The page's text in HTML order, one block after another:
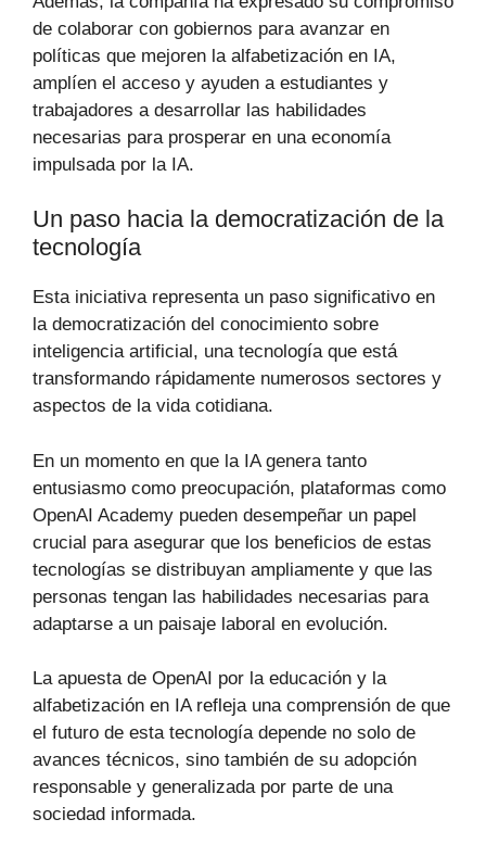
de colaborar con gobiernos para avanzar en
políticas que mejoren la alfabetización en IA,
amplíen el acceso y ayuden a estudiantes y
trabajadores a desarrollar las habilidades
necesarias para prosperar en una economía
impulsada por la IA.
Un paso hacia la democratización de la
tecnología
Esta iniciativa representa un paso significativo en
la democratización del conocimiento sobre
inteligencia artificial, una tecnología que está
transformando rápidamente numerosos sectores y
aspectos de la vida cotidiana.
En un momento en que la IA genera tanto
entusiasmo como preocupación, plataformas como
OpenAI Academy pueden desempeñar un papel
crucial para asegurar que los beneficios de estas
tecnologías se distribuyan ampliamente y que las
personas tengan las habilidades necesarias para
adaptarse a un paisaje laboral en evolución.
La apuesta de OpenAI por la educación y la
alfabetización en IA refleja una comprensión de que
el futuro de esta tecnología depende no solo de
avances técnicos, sino también de su adopción
responsable y generalizada por parte de una
sociedad informada.